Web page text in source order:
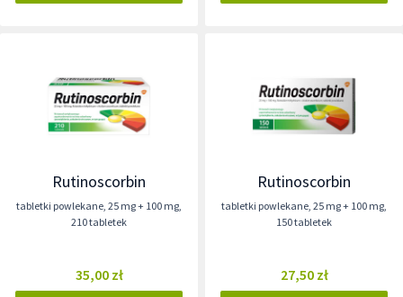
Rutinoscorbin
tabletki powlekane, 25 mg + 100 mg,
210 tabletek
35,00 zł
Rutinoscorbin
tabletki powlekane, 25 mg + 100 mg,
150 tabletek
27,50 zł